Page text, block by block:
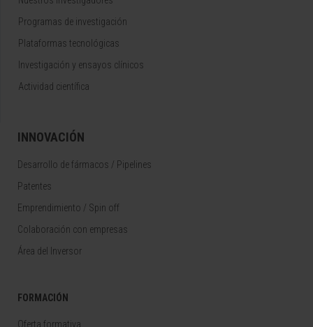
Programas de investigación
Plataformas tecnológicas
Investigación y ensayos clínicos
Actividad científica
INNOVACIÓN
Desarrollo de fármacos / Pipelines
Patentes
Emprendimiento / Spin off
Colaboración con empresas
Área del Inversor
FORMACIÓN
Oferta formativa